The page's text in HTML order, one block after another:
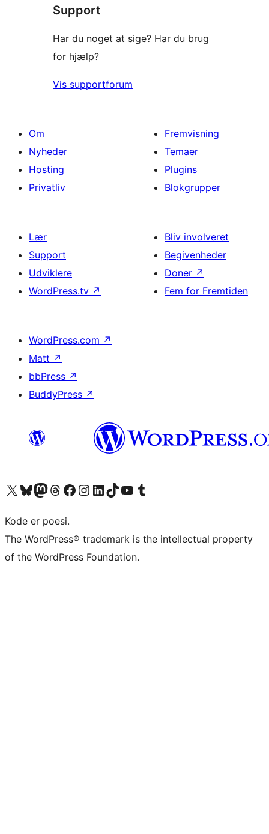
anmeldelser
Support
Har du noget at sige? Har du brug
for hjælp?
Vis supportforum
Om
Nyheder
Hosting
Privatliv
Fremvisning
Temaer
Plugins
Blokgrupper
Lær
Support
Udviklere
WordPress.tv ↗
Bliv involveret
Begivenheder
Doner ↗
Fem for Fremtiden
WordPress.com ↗
Matt ↗
bbPress ↗
BuddyPress ↗
Besøg vores X (tidligere Twitter) konto
Besøg vores Bluesky-konto
Besøg vores Mastodon konto
Besøg vores Threads-konto
Besøg vores Facebook sideBesøg vores Instagram konto
Besøg vores LinkedIn konto
Besøg vores TikTok-konto
Besøg vores YouTube-kanalBesøg vores Tumblr-konto
Kode er poesi.
The WordPress® trademark is the intellectual property
of the WordPress Foundation.